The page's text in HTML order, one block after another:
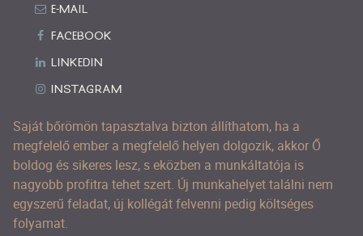
E-MAIL
FACEBOOK
LINKEDIN
INSTAGRAM
Saját bőrömön tapasztalva bizton állíthatom, ha a
megfelelő ember a megfelelő helyen dolgozik, akkor Ő
boldog és sikeres lesz, s eközben a munkáltatója is
nagyobb profitra tehet szert. Új munkahelyet találni nem
egyszerű feladat, új kollégát felvenni pedig költséges
folyamat.